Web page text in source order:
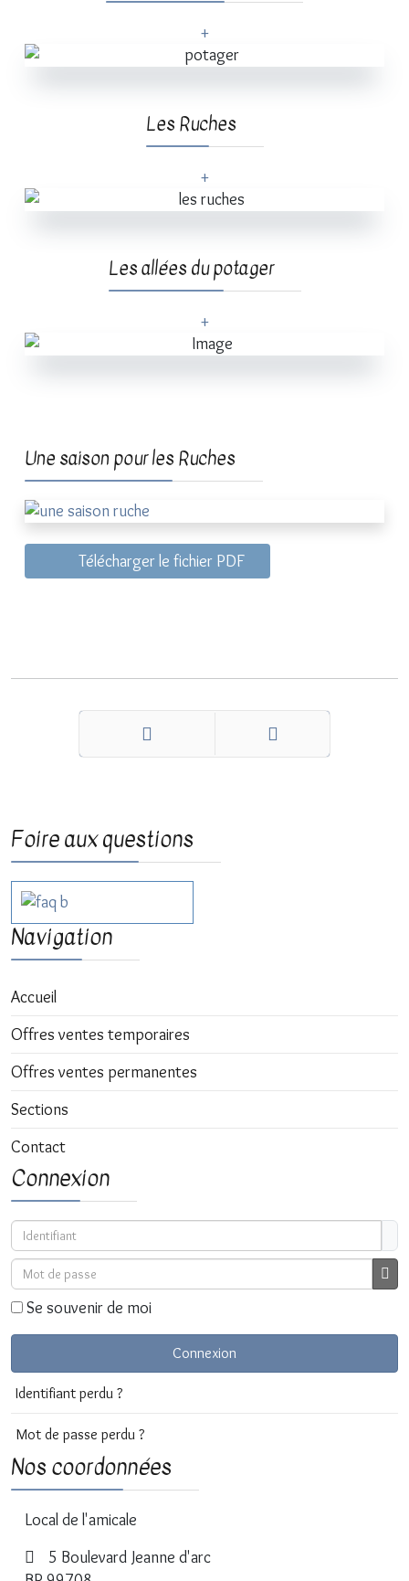
+
Les Ruches
+
Les allées du potager
+
Une saison pour les Ruches
Télécharger le fichier PDF
Foire aux questions
Navigation
Accueil
Offres ventes temporaires
Offres ventes permanentes
Sections
Contact
Connexion
Identifiant
Mot de passe
Se souvenir de moi
Connexion
Identifiant perdu ?
Mot de passe perdu ?
Nos coordonnées
Local de l'amicale
5 Boulevard Jeanne d'arc